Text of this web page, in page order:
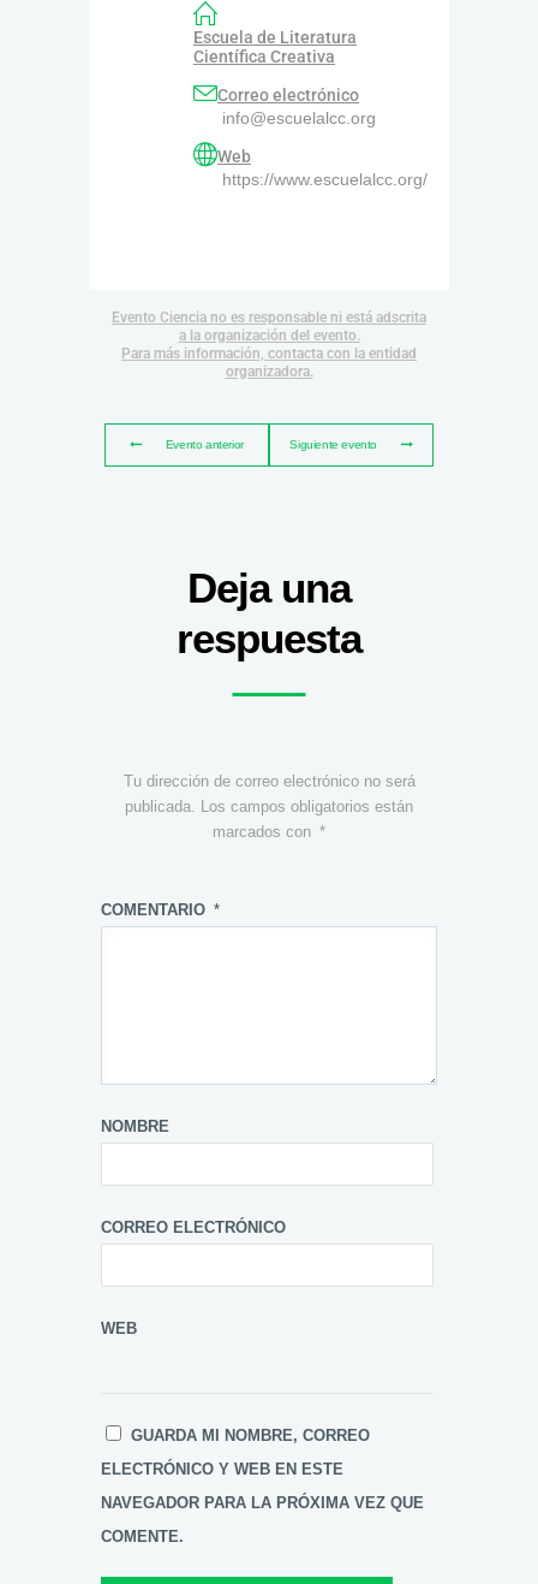
Escuela de Literatura
Científica Creativa
Correo electrónico
info@escuelalcc.org
Web
https://www.escuelalcc.org/
Evento Ciencia no es responsable ni está adscrita
a la organización del evento.
Para más información, contacta con la entidad
organizadora.
Evento anterior Siguiente evento
Deja una
respuesta
Tu dirección de correo electrónico no será
publicada. Los campos obligatorios están
marcados con *
COMENTARIO *
NOMBRE
CORREO ELECTRÓNICO
WEB
GUARDA MI NOMBRE, CORREO
ELECTRÓNICO Y WEB EN ESTE
NAVEGADOR PARA LA PRÓXIMA VEZ QUE
COMENTE.